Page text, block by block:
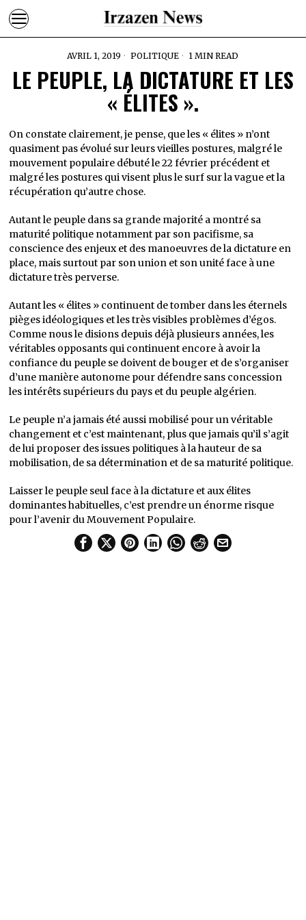
AVRIL 1, 2019 POLITIQUE 1 MIN READ
LE PEUPLE, LA DICTATURE ET LES
« ÉLITES ».
On constate clairement, je pense, que les « élites » n’ont
quasiment pas évolué sur leurs vieilles postures, malgré le
mouvement populaire débuté le 22 février précédent et
malgré les postures qui visent plus le surf sur la vague et la
récupération qu’autre chose.
Autant le peuple dans sa grande majorité a montré sa
maturité politique notamment par son pacifisme, sa
conscience des enjeux et des manoeuvres de la dictature en
place, mais surtout par son union et son unité face à une
dictature très perverse.
Autant les « élites » continuent de tomber dans les éternels
pièges idéologiques et les très visibles problèmes d’égos.
Comme nous le disions depuis déjà plusieurs années, les
véritables opposants qui continuent encore à avoir la
confiance du peuple se doivent de bouger et de s’organiser
d’une manière autonome pour défendre sans concession
les intérêts supérieurs du pays et du peuple algérien.
Le peuple n’a jamais été aussi mobilisé pour un véritable
changement et c’est maintenant, plus que jamais qu’il s’agit
de lui proposer des issues politiques à la hauteur de sa
mobilisation, de sa détermination et de sa maturité politique.
Laisser le peuple seul face à la dictature et aux élites
dominantes habituelles, c’est prendre un énorme risque
pour l’avenir du Mouvement Populaire.